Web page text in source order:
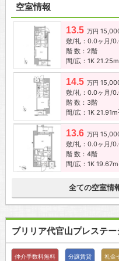
空室情報
13.5 万円
敷/礼：0.0ヶ月/
階 数：2階
間/広：1K 21.25m
14.5 万円
敷/礼：0.0ヶ月/
階 数：3階
間/広：1K 21.91m
13.6 万円
敷/礼：0.0ヶ月/
階 数：4階
間/広：1K 19.67m
全ての空室
ブリリア代官山プレステー
仲介手数料無料 分譲賃貸 礼金